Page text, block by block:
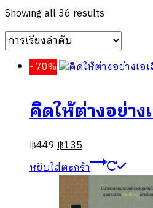
Showing all 36 results
- 70%
คิดให้ต่างอย่าง
฿449฿135
หยิบใส่ตะกร้า